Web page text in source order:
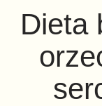
Dieta